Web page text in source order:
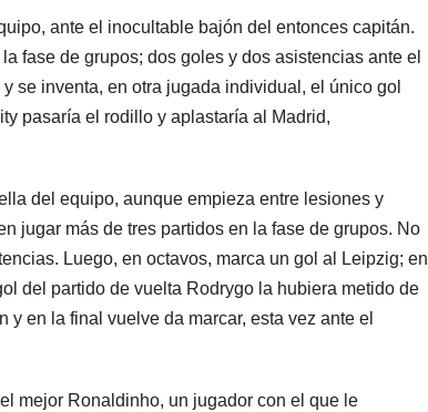
ante el inocultable bajón del entonces capitán.
fase de grupos; dos goles y dos asistencias ante el
se inventa, en otra jugada individual, el único gol
pasaría el rodillo y aplastaría al Madrid,
del equipo, aunque empieza entre lesiones y
jugar más de tres partidos en la fase de grupos. No
Luego, en octavos, marca un gol al Leipzig; en
del partido de vuelta Rodrygo la hubiera metido de
en la final vuelve da marcar, esta vez ante el
mejor Ronaldinho, un jugador con el que le